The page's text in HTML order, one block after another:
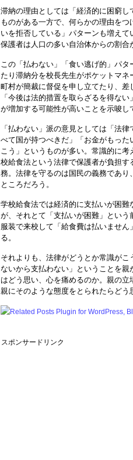
滞納の理由としては「経済的に困窮
ものがある一方で、何らかの理由を
いを拒否している」パターンも増え
保護者は人口の多い自治体からの割合
この「払わない」「食い逃げ的」パ
たり滞納分を校長先生がポケットマ
町村が簡裁に督促を申し立てたり、
「今後は法的措置を取らざるを得な
が増加する可能性が高いことを示唆し
「払わない」派の意見としては「法
べて国が持つべきだ」「お金がもっ
こう」というものが多い。常識的に
校給食法という法律で保護者が負担
務。法律を守るのは国民の義務であ
ところだろう。
学校給食法では経済的に支払いが困
が、それとて「支払いが困難」とい
服装で来校して「給食費は払いませ
る。
それよりも、法律がどうとか常識が
ないから支払わない」ということを
はどう思い、心を痛めるのか。親の
親にそのような態度をとられたらど
スポンサードリンク